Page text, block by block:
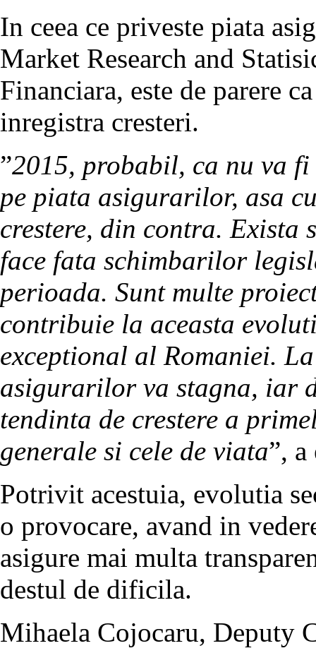
In ceea ce priveste piata
Market Research and
Financiara, este de parere
inregistra cresteri.
”2015, probabil, ca nu va fi
pe piata asigurarilor, asa
crestere, din contra. Exista
face fata schimbarilor
perioada. Sunt multe
contribuie la aceasta
exceptional al Romaniei.
asigurarilor va stagna, iar
tendinta de crestere a
generale si cele de viata”,
Potrivit acestuia, evolutia
o provocare, avand in
asigure mai multa
destul de dificila.
Mihaela Cojocaru, Deputy